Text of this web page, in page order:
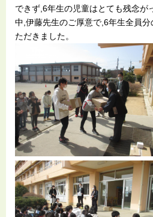
できず,6年生の児童はとても残念が
中,伊藤先生のご厚意で,6年生全員
ただきました。